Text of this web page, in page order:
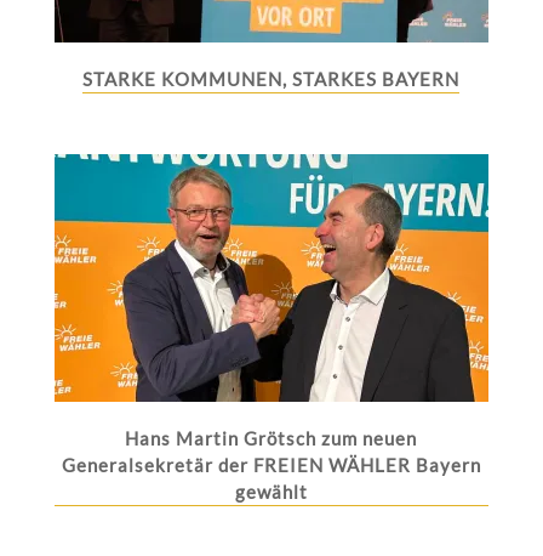
STARKE KOMMUNEN, STARKES BAYERN
Hans Martin Grötsch zum neuen
Generalsekretär der FREIEN WÄHLER Bayern
gewählt